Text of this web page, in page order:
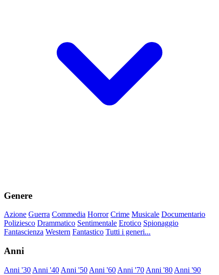
Genere
Azione Guerra Commedia Horror Crime Musicale Documentario
Poliziesco Drammatico Sentimentale Erotico Spionaggio
Fantascienza Western Fantastico Tutti i generi...
Anni
Anni '30 Anni '40 Anni '50 Anni '60 Anni '70 Anni '80 Anni '90